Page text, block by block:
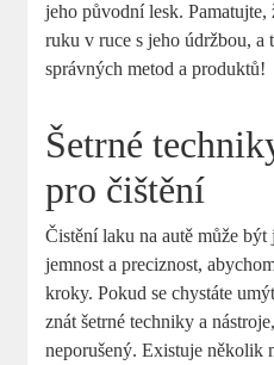
jeho původní lesk. Pamatujte,
ruku v ruce s jeho údržbou, a
správných metod a produktů!
Šetrné
pro čištění
Čistění laku na autě může
jemnost a preciznost,
kroky. Pokud se chystáte
znát šetrné techniky a
neporušený. Existuje několik